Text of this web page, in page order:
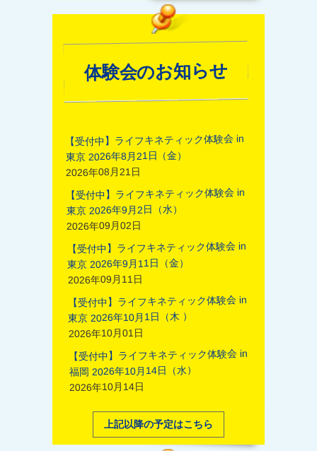
体験会のお知らせ
【受付中】ライフキネティック体験会 in
東京 2026年8月21日（金）
2026年08月21日
【受付中】ライフキネティック体験会 in
東京 2026年9月2日（水）
2026年09月02日
【受付中】ライフキネティック体験会 in
東京 2026年9月11日（金）
2026年09月11日
【受付中】ライフキネティック体験会 in
東京 2026年10月1日（木 ）
2026年10月01日
【受付中】ライフキネティック体験会 in
福岡 2026年10月14日（水）
2026年10月14日
上記以降の予定はこちら